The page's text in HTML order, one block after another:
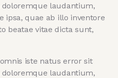
laudantium,
ipsa, quae ab illo inventore
beatae vitae dicta sunt,
iste natus error sit
laudantium,